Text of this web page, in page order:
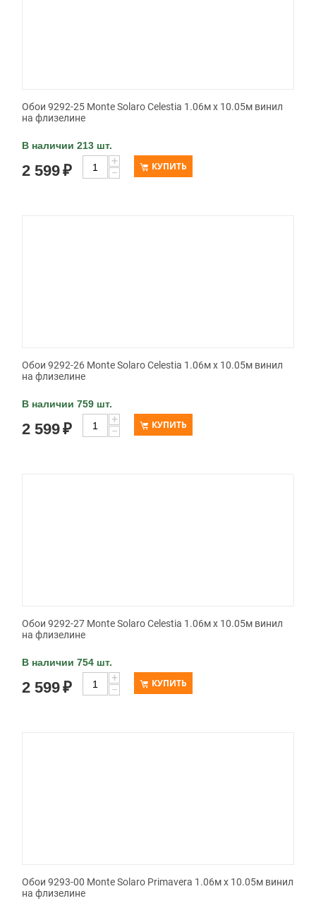
Обои 9292-25 Monte Solaro Celestia 1.06м x 10.05м винил
на флизелине
В наличии 213 шт.
2 599₽
+
−
КУПИТЬ
Обои 9292-26 Monte Solaro Celestia 1.06м x 10.05м винил
на флизелине
В наличии 759 шт.
2 599₽
+
−
КУПИТЬ
Обои 9292-27 Monte Solaro Celestia 1.06м x 10.05м винил
на флизелине
В наличии 754 шт.
2 599₽
+
−
КУПИТЬ
Обои 9293-00 Monte Solaro Primavera 1.06м x 10.05м винил
на флизелине